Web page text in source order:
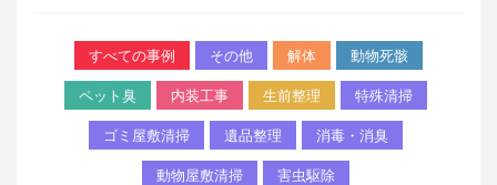
すべての事例 その他 解体 動物死骸
ペット臭 内装工事 生前整理 特殊清掃
ゴミ屋敷清掃 遺品整理 消毒・消臭
動物屋敷清掃 害虫駆除